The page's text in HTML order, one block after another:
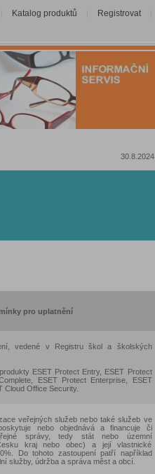
Katalog produktů Registrovat
30.8.2024
pro uplatnění
vedené v Registru škol a školských
ESET Protect Entry, ESET Protect
ESET Protect Enterprise, ESET
Cloud Office Security.
veřejných služeb nebo také služeb ve
nebo objednává a financuje či
správy, tedy stát nebo územní
kraj nebo obec) a její vlastnické
Do tohoto zastoupení patří například
služby, údržba a správa měst a obcí.